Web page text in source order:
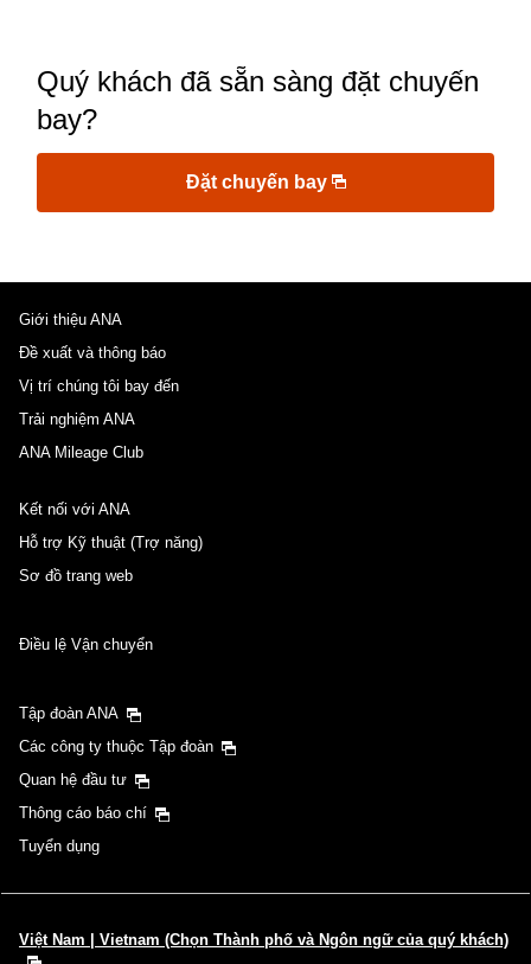
Quý khách đã sẵn sàng đặt chuyến
bay?
Đặt chuyến bay
Giới thiệu ANA
Đề xuất và thông báo
Vị trí chúng tôi bay đến
Trải nghiệm ANA
ANA Mileage Club
Kết nối với ANA
Hỗ trợ Kỹ thuật (Trợ năng)
Sơ đồ trang web
Điều lệ Vận chuyển
Tập đoàn ANA
Các công ty thuộc Tập đoàn
Quan hệ đầu tư
Thông cáo báo chí
Tuyển dụng
Việt Nam | Vietnam (Chọn Thành phố và Ngôn ngữ của quý khách)